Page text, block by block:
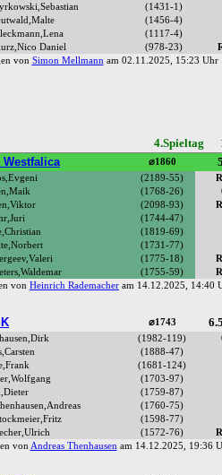
(1431-1)
(1456-4)
(1117-4)
Daniel (978-23)
von Simon Mellmannam 02.11.2025, 15:23
4.Spieltag
Westfalica
⌀1860
(2189-55)
(1768-26)
(2098-93)
(1744-47)
(1819-69)
(1731-77)
(1775-18)
(1755-59)
von Heinrich Rademacher am 14.12.2025,
⌀1743
(1982-119)
(1888-47)
(1681-124)
(1703-97)
(1759-87)
(1760-75)
(1598-77)
(1572-76)
vonAndreas Thenhausenam 14.12.2025, 19:36